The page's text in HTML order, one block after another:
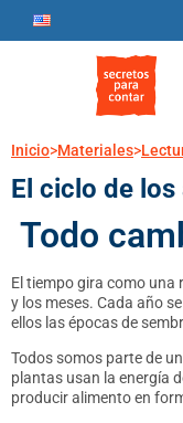
Inicio>Materiales>
El ciclo de
Todo
El tiempo gira como una
y los meses. Cada año
ellos las épocas de
Todos somos parte de
plantas usan la energía
producir alimento en